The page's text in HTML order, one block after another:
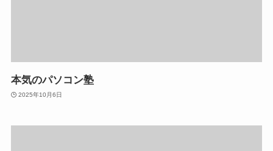
本気のパソコン塾
2025年10月6日